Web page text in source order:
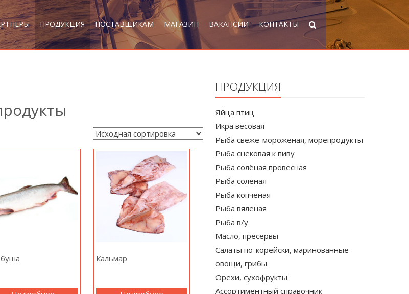
ПРОДУКЦИЯ ПОСТАВЩИКАМ МАГАЗИН ВАКАНСИИ КОНТАКТЫ
Кальмар
ПРОДУКЦИЯ
Яйца птиц
Икра весовая
Рыба свеже-мороженая, морепродукты
Рыба снековая к пиву
Рыба солёная провесная
Рыба солёная
Рыба копчёная
Рыба вяленая
Рыба в/у
Масло, пресервы
Салаты по-корейски, маринованные
овощи, грибы
Орехи, сухофрукты
Ассортиментный справочник